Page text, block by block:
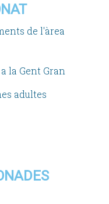
de l'àrea
la Gent Gran
adultes